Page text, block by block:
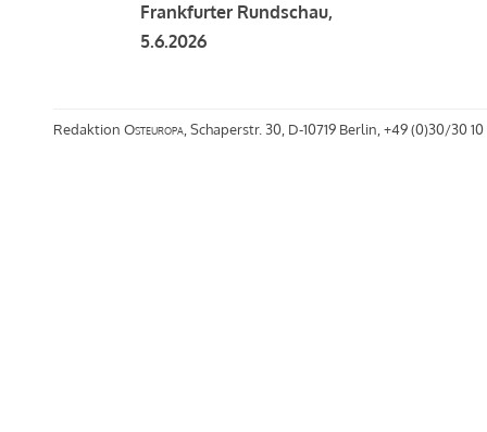
Frankfurter Rundschau,
5.6.2026
Redaktion Osteuropa , Schaperstr. 30, D-10719 Berlin, +49 (0)30/30